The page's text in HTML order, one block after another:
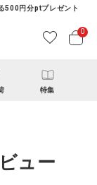
500円分ptプレゼント
0
特集
ュー